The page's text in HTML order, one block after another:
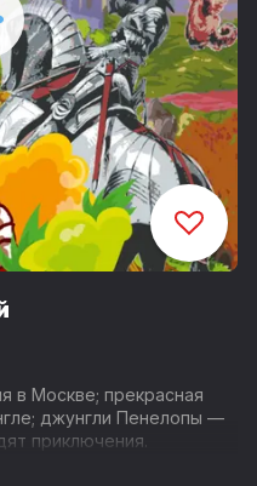
в Москве; прекрасная
джунгли Пенелопы —
приключения.